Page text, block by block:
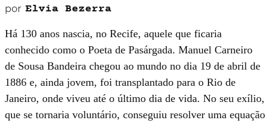
por Elvia Bezerra
Há 130 anos nascia, no Recife, aquele que ficaria
conhecido como o Poeta de Pasárgada. Manuel Carneiro
de Sousa Bandeira chegou ao mundo no dia 19 de abril de
1886 e, ainda jovem, foi transplantado para o Rio de
Janeiro, onde viveu até o último dia de vida. No seu exílio,
que se tornaria voluntário, conseguiu resolver uma equação